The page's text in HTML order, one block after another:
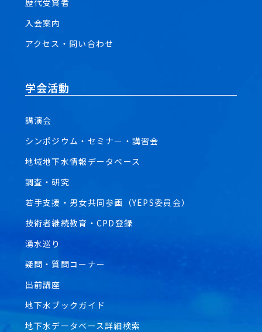
入会案内
アクセス・問い合わせ
学会活動
講演会
シンポジウム・セミナー・講習会
地域地下水情報データベース
調査・研究
若手支援・男女共同参画（YEPS委員会）
技術者継続教育・CPD登録
湧水巡り
疑問・質問コーナー
出前講座
地下水ブックガイド
地下水データベース詳細検索